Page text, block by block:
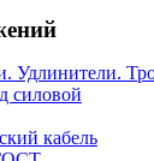
Удлинители.
силовой
кабель